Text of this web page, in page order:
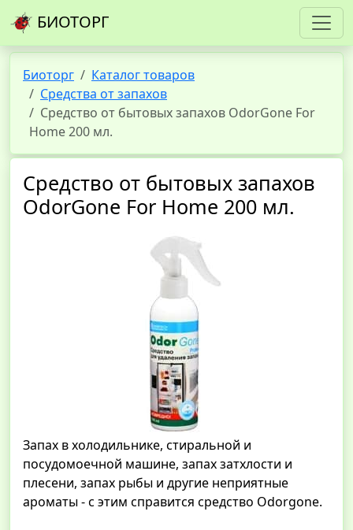
БИОТОРГ
Биоторг
Каталог товаров
Средства от запахов
Средство от бытовых запахов OdorGone For
Home 200 мл.
Средство от бытовых запахов
OdorGone For Home 200 мл.
Запах в холодильнике, стиральной и
посудомоечной машине, запах затхлости и
плесени, запах рыбы и другие неприятные
ароматы - с этим справится средство Odorgone.